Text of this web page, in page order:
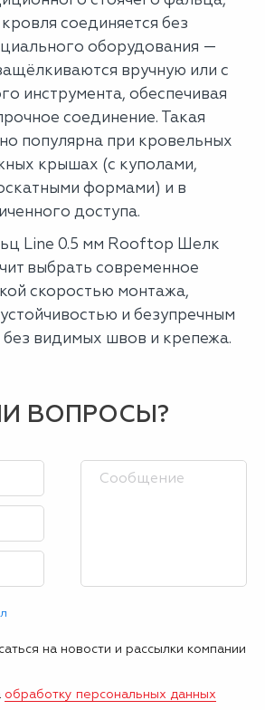
соединяется без
оборудования —
вручную или с
инструмента, обеспечивая
соединение. Такая
популярна при кровельных
крышах (с куполами,
формами) и в
доступа.
Line 0.5 мм Rooftop Шелк
выбрать современное
скоростью монтажа,
и безупречным
видимых швов и крепежа.
ВОПРОСЫ?
на новости и рассылки компании
обработку персональных данных